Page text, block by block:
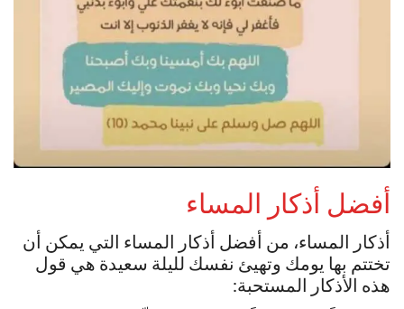
أفضل أذكار المساء
أذكار المساء، من أفضل أذكار المساء التي يمكن أن
تختتم بها يومك وتهيئ نفسك لليلة سعيدة هي قول
هذه الأذكار المستحبة: